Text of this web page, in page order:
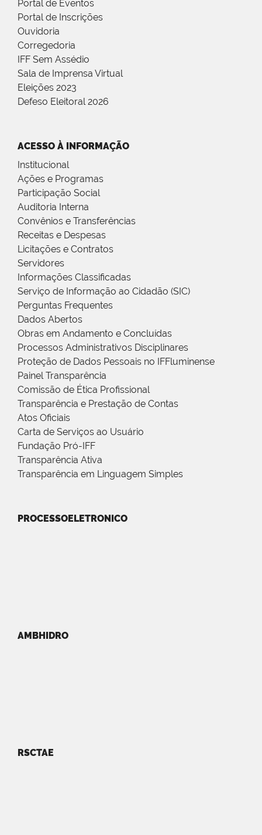
Portal de Eventos
Portal de Inscrições
Ouvidoria
Corregedoria
IFF Sem Assédio
Sala de Imprensa Virtual
Eleições 2023
Defeso Eleitoral 2026
ACESSO À INFORMAÇÃO
Institucional
Ações e Programas
Participação Social
Auditoria Interna
Convênios e Transferências
Receitas e Despesas
Licitações e Contratos
Servidores
Informações Classificadas
Serviço de Informação ao Cidadão (SIC)
Perguntas Frequentes
Dados Abertos
Obras em Andamento e Concluídas
Processos Administrativos Disciplinares
Proteção de Dados Pessoais no IFFluminense
Painel Transparência
Comissão de Ética Profissional
Transparência e Prestação de Contas
Atos Oficiais
Carta de Serviços ao Usuário
Fundação Pró-IFF
Transparência Ativa
Transparência em Linguagem Simples
PROCESSOELETRONICO
AMBHIDRO
RSCTAE